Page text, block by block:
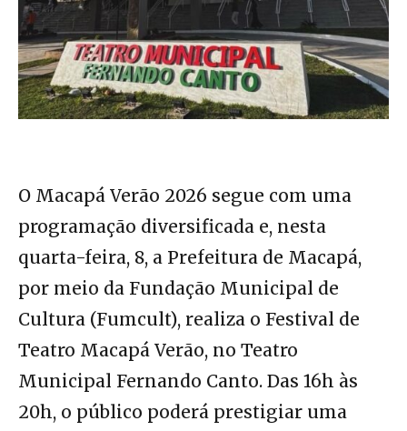
O Macapá Verão 2026 segue com uma
programação diversificada e, nesta
quarta-feira, 8, a Prefeitura de Macapá,
por meio da Fundação Municipal de
Cultura (Fumcult), realiza o Festival de
Teatro Macapá Verão, no Teatro
Municipal Fernando Canto. Das 16h às
20h, o público poderá prestigiar uma